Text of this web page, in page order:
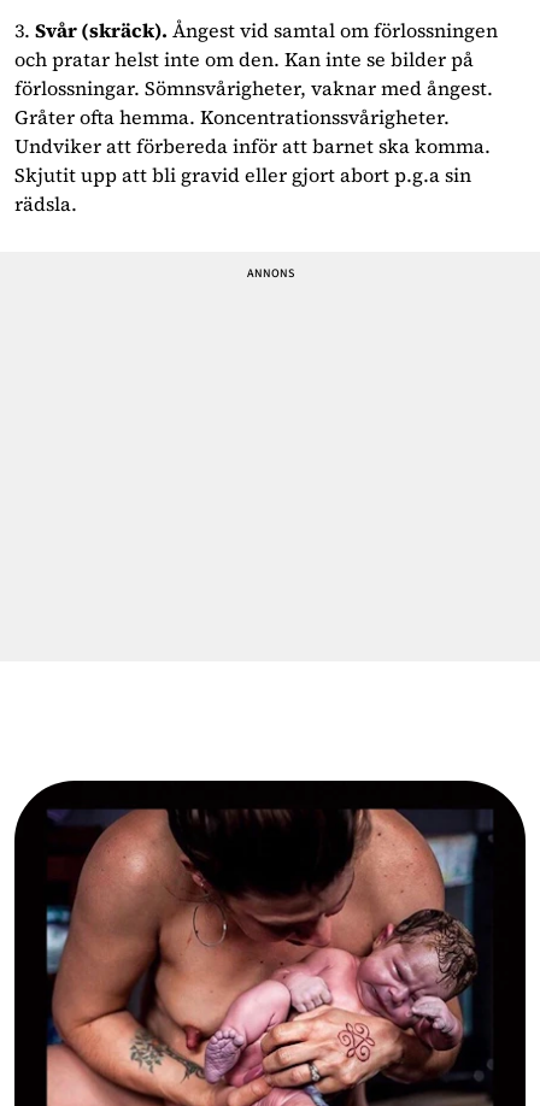
3. Svår (skräck). Ångest vid samtal om förlossningen
och pratar helst inte om den. Kan inte se bilder på
förlossningar. Sömnsvårigheter, vaknar med ångest.
Gråter ofta hemma. Koncentrationssvårigheter.
Undviker att förbereda inför att barnet ska komma.
Skjutit upp att bli gravid eller gjort abort p.g.a sin
rädsla.